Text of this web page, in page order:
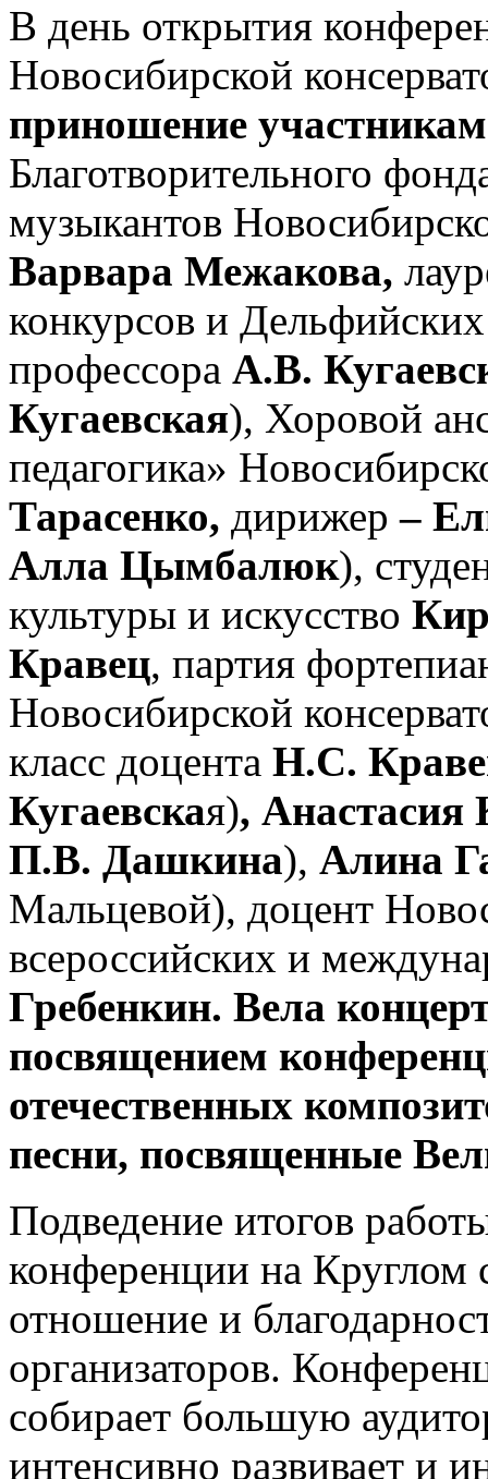
В день открытия
Новосибирской
приношение
Благотворительного
музыкантов
Варвара Межакова,
конкурсов и
профессора А.В.
Кугаевская), Хоровой
педагогика»
Тарасенко, дирижер–
Алла Цымбалюк),
культуры и искусство
Кравец, партия
Новосибирской
класс доцента Н.С.
Кугаевская), Анастасия
П.В. Дашкина), Алина
Мальцевой), доцент
всероссийских и
Гребенкин. Вела
посвящением
отечественных
песни, посвященные
Подведение итогов
конференции на Круглом
отношение и
организаторов.
собирает большую
интенсивно развивает и